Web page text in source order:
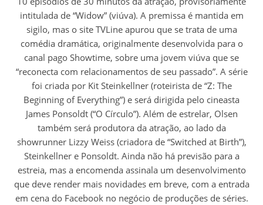
intitulada de “Widow” (viúva). A premissa é mantida em
sigilo, mas o site TVLine apurou que se trata de uma
comédia dramática, originalmente desenvolvida para o
canal pago Showtime, sobre uma jovem viúva que se
“reconecta com relacionamentos de seu passado”. A série
foi criada por Kit Steinkellner (roteirista de “Z: The
Beginning of Everything”) e será dirigida pelo cineasta
James Ponsoldt (“O Círculo”). Além de estrelar, Olsen
também será produtora da atração, ao lado da
showrunner Lizzy Weiss (criadora de “Switched at Birth”),
Steinkellner e Ponsoldt. Ainda não há previsão para a
estreia, mas a encomenda assinala um desenvolvimento
que deve render mais novidades em breve, com a entrada
em cena do Facebook no negócio de produções de séries.